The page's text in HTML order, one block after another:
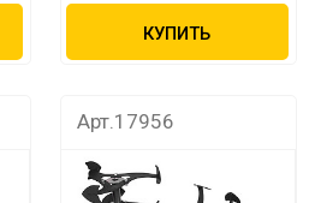
КУПИТЬ
Арт.17956